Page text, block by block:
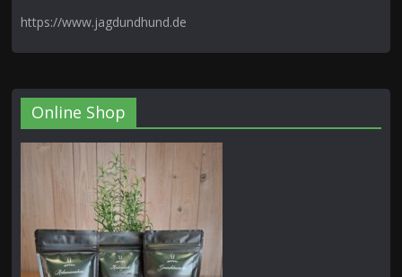
https://www.jagdundhund.de
Online Shop